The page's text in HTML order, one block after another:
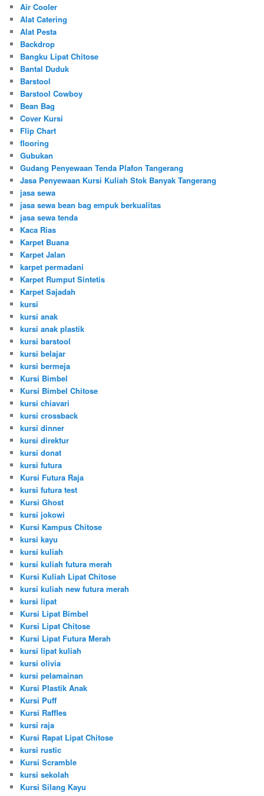
Air Cooler
Alat Catering
Alat Pesta
Backdrop
Bangku Lipat Chitose
Bantal Duduk
Barstool
Barstool Cowboy
Bean Bag
Cover Kursi
Flip Chart
flooring
Gubukan
Gudang Penyewaan Tenda Plafon Tangerang
Jasa Penyewaan Kursi Kuliah Stok Banyak Tangerang
jasa sewa
jasa sewa bean bag empuk berkualitas
jasa sewa tenda
Kaca Rias
Karpet Buana
Karpet Jalan
karpet permadani
Karpet Rumput Sintetis
Karpet Sajadah
kursi
kursi anak
kursi anak plastik
kursi barstool
kursi belajar
kursi bermeja
Kursi Bimbel
Kursi Bimbel Chitose
kursi chiavari
kursi crossback
kursi dinner
kursi direktur
kursi donat
kursi futura
Kursi Futura Raja
kursi futura test
Kursi Ghost
kursi jokowi
Kursi Kampus Chitose
kursi kayu
kursi kuliah
kursi kuliah futura merah
Kursi Kuliah Lipat Chitose
kursi kuliah new futura merah
kursi lipat
Kursi Lipat Bimbel
Kursi Lipat Chitose
Kursi Lipat Futura Merah
kursi lipat kuliah
kursi olivia
kursi pelamainan
Kursi Plastik Anak
Kursi Puff
Kursi Raffles
kursi raja
Kursi Rapat Lipat Chitose
kursi rustic
Kursi Scramble
kursi sekolah
Kursi Silang Kayu